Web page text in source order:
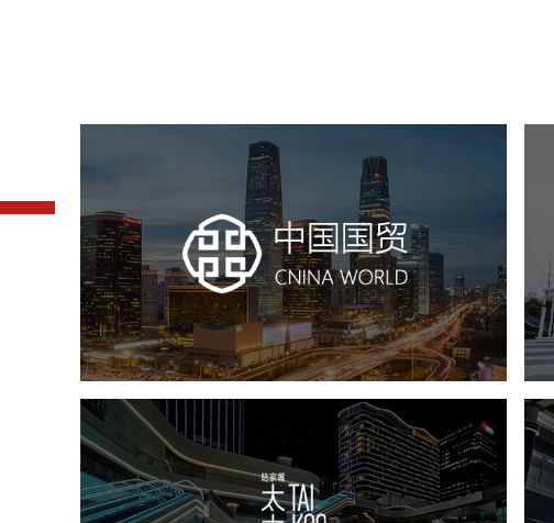
中国国贸
房地产 商业地产
地产网站建设
地产网站设计
网站建设 电商网站
前滩太古里